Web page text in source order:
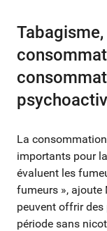
La
importants pour
évaluent les
fumeurs », ajoute
peuvent offrir des
période sans